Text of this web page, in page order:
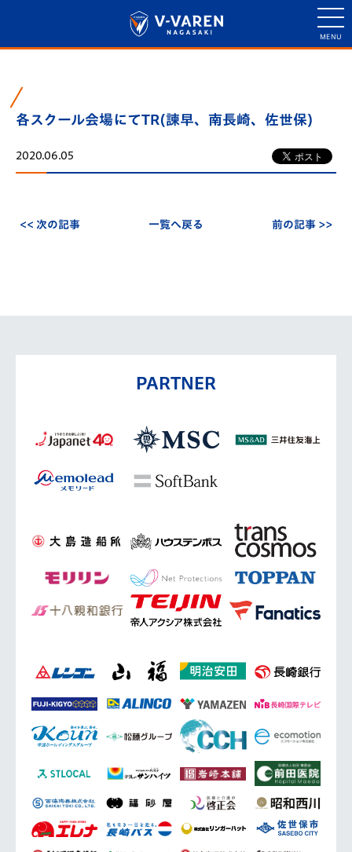
各スクール会場にてTR(諫早、南長崎、佐世保)
2020.06.05
<< 次の記事 一覧へ戻る 前の記事 >>
PARTNER